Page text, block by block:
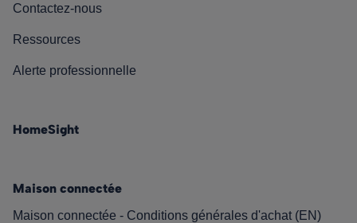
Contactez-nous
Ressources
Alerte professionnelle
HomeSight
Maison connectée
Maison connectée - Conditions générales d'achat (EN)